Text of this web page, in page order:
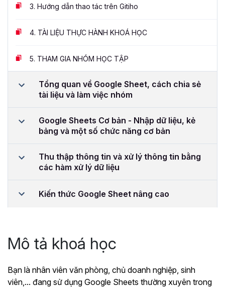
3. Hướng dẫn thao tác trên Gitiho
4. TÀI LIỆU THỰC HÀNH KHOÁ HỌC
5. THAM GIA NHÓM HỌC TẬP
Tổng quan về Google Sheet, cách chia sẻ
tài liệu và làm việc nhóm
Google Sheets Cơ bản - Nhập dữ liệu, kẻ
bảng và một số chức năng cơ bản
Thu thập thông tin và xử lý thông tin bằng
các hàm xử lý dữ liệu
Kiến thức Google Sheet nâng cao
Mô tả khoá học
Bạn là nhân viên văn phòng, chủ doanh nghiệp, sinh
viên,... đang sử dụng Google Sheets thường xuyên trong